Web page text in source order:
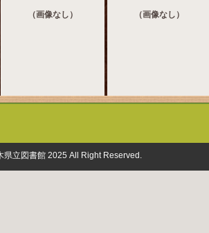
（画像なし） （画像なし）
県立図書館 2025 All Right Reserved.